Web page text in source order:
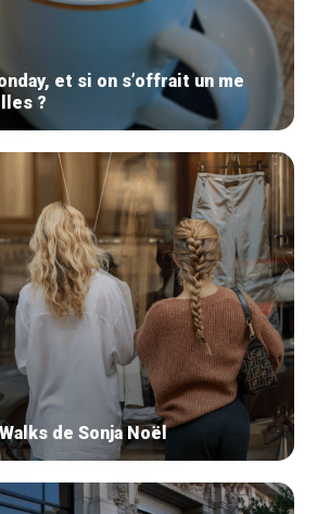
et si on s’offrait un me
?
de Sonja Noël